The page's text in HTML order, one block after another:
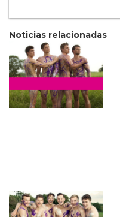
Noticias relacionadas